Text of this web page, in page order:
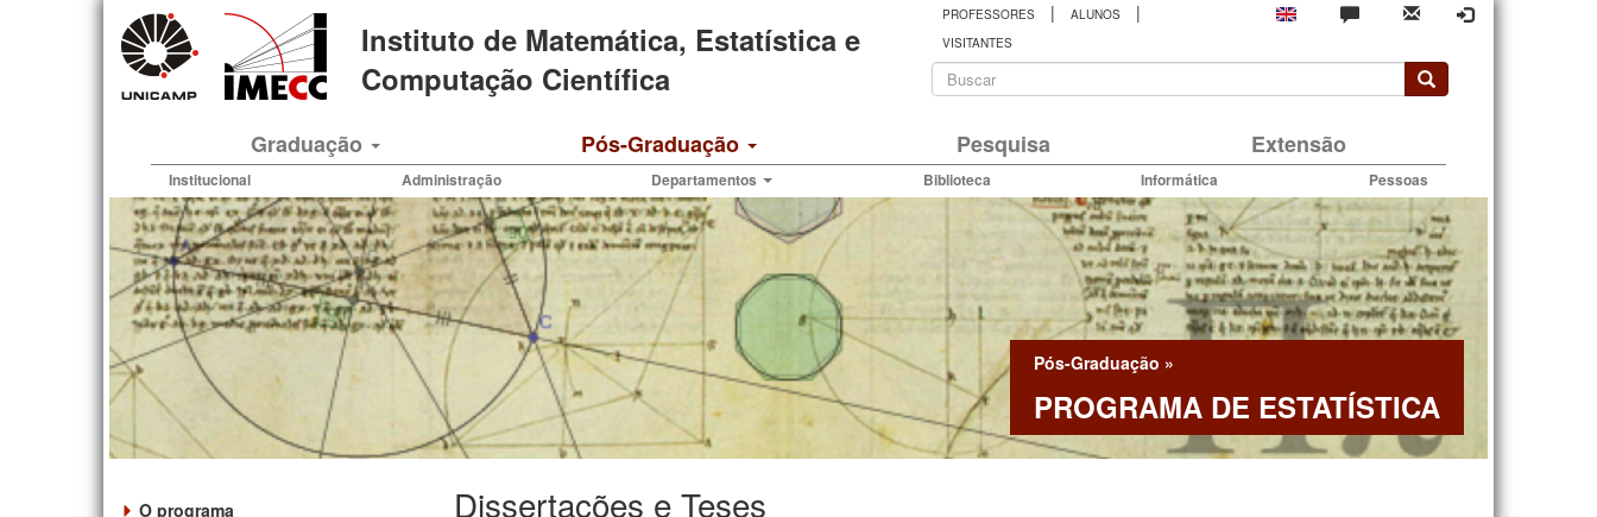
Instituto de Matemática, Estatística e
Computação Científica
PROFESSORES | ALUNOS |
VISITANTES
Formulário
busca
Graduação Pós-Graduação Pesquisa Extensão
Institucional Administração Departamentos Biblioteca Informática Pessoas
Pós-Graduação »
PROGRAMA DE ESTATÍSTICA
O programa Dissertações e Teses